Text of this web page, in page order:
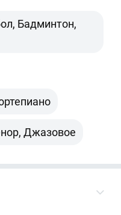
Бадминтон,
Джазовое